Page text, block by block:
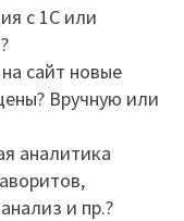
с 1С или
сайт новые
Вручную или
аналитика
и пр.?